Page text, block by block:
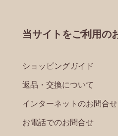
当サイトをご利用の
ショッピングガイド
返品・交換について
インターネットのお問合せ
お電話でのお問合せ